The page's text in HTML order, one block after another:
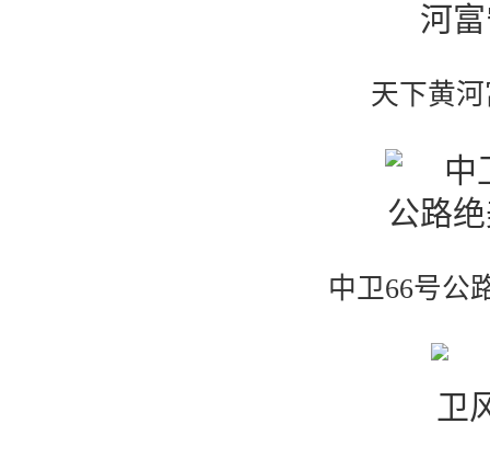
天下黄
中卫66号公